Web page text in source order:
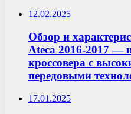
12.02.2025
Обзор и
Ateca 2016-2017 —
кроссовера с
передовыми
17.01.2025